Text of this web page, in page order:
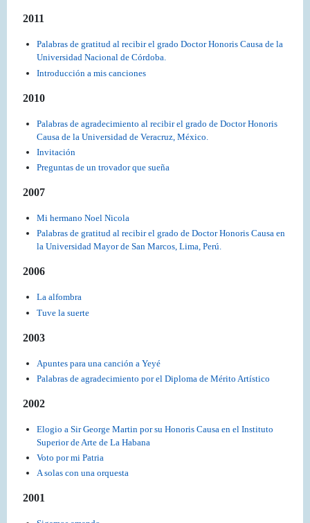
2011
Palabras de gratitud al recibir el grado Doctor Honoris Causa de la
Universidad Nacional de Córdoba.
Introducción a mis canciones
2010
Palabras de agradecimiento al recibir el grado de Doctor Honoris
Causa de la Universidad de Veracruz, México.
Invitación
Preguntas de un trovador que sueña
2007
Mi hermano Noel Nicola
Palabras de gratitud al recibir el grado de Doctor Honoris Causa en
la Universidad Mayor de San Marcos, Lima, Perú.
2006
La alfombra
Tuve la suerte
2003
Apuntes para una canción a Yeyé
Palabras de agradecimiento por el Diploma de Mérito Artístico
2002
Elogio a Sir George Martin por su Honoris Causa en el Instituto
Superior de Arte de La Habana
Voto por mi Patria
A solas con una orquesta
2001